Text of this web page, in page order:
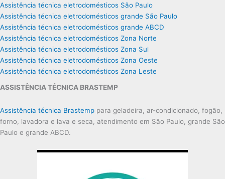
Assistência técnica eletrodomésticos São Paulo
Assistência técnica eletrodomésticos grande São Paulo
Assistência técnica eletrodomésticos grande ABCD
Assistência técnica eletrodomésticos Zona Norte
Assistência técnica eletrodomésticos Zona Sul
Assistência técnica eletrodomésticos Zona Oeste
Assistência técnica eletrodomésticos Zona Leste
ASSISTÊNCIA TÉCNICA BRASTEMP
Assistência técnica Brastemp para geladeira, ar-condicionado, fogão,
forno, lavadora e lava e seca, atendimento em São Paulo, grande São
Paulo e grande ABCD.